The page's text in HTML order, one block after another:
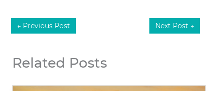
← Previous Post Next Post →
Related Posts